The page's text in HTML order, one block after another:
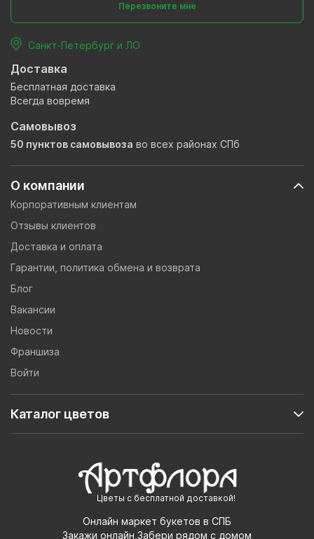
Цветы с бесплатной доставкой!
Онлайн маркет букетов в СПБ
Закажи онлайн,Забери рядом с домом
О компании
Корпоративным клиентам
Отзывы клиентов
Доставка и оплата
Гарантии, политика обмена и возврата
Блог
Вакансии
Новости
Франшиза
Войти
Каталог цветов
Перезвоните мне
Санкт-Петербург и ЛО
Доставка
Бесплатная доставка
Всегда вовремя
Самовывоз
50 пунктов самовывоза во всех районах СПб